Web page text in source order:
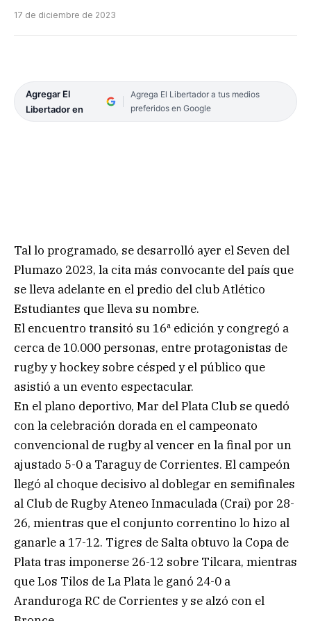
17 de diciembre de 2023
Agregar El
Libertador en
Agrega El Libertador a tus medios
preferidos en Google
Tal lo programado, se desarrolló ayer el Seven del
Plumazo 2023, la cita más convocante del país que
se lleva adelante en el predio del club Atlético
Estudiantes que lleva su nombre.
El encuentro transitó su 16ª edición y congregó a
cerca de 10.000 personas, entre protagonistas de
rugby y hockey sobre césped y el público que
asistió a un evento espectacular.
En el plano deportivo, Mar del Plata Club se quedó
con la celebración dorada en el campeonato
convencional de rugby al vencer en la final por un
ajustado 5-0 a Taraguy de Corrientes. El campeón
llegó al choque decisivo al doblegar en semifinales
al Club de Rugby Ateneo Inmaculada (Crai) por 28-
26, mientras que el conjunto correntino lo hizo al
ganarle a 17-12. Tigres de Salta obtuvo la Copa de
Plata tras imponerse 26-12 sobre Tilcara, mientras
que Los Tilos de La Plata le ganó 24-0 a
Aranduroga RC de Corrientes y se alzó con el